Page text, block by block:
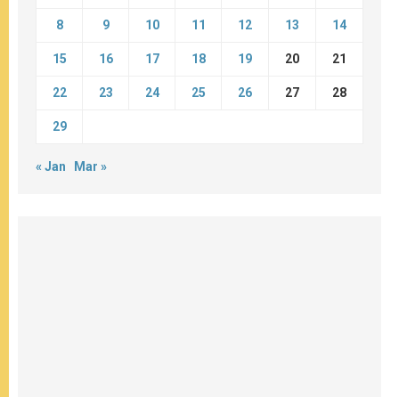
8 9 10 11 12 13 14
15 16 17 18 19 20 21
22 23 24 25 26 27 28
29
« Jan Mar »